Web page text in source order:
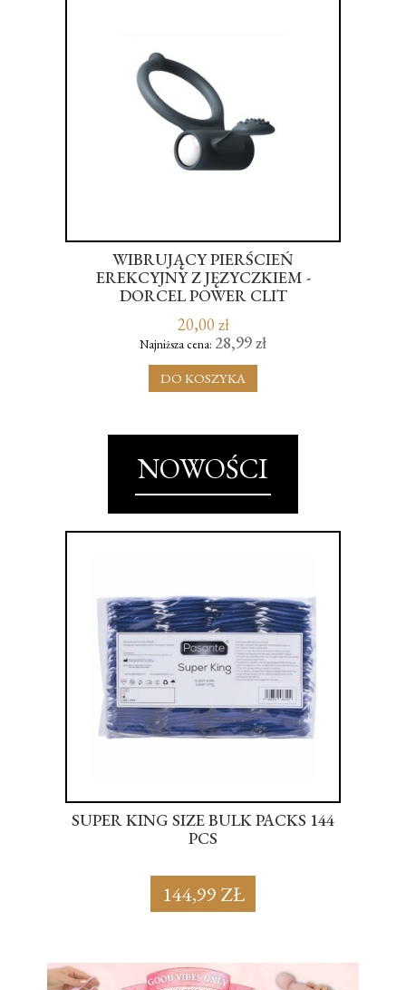
WIBRUJĄCY PIERŚCIEŃ
EREKCYJNY Z JĘZYCZKIEM -
DORCEL POWER CLIT
20,00 zł
Najniższa cena: 28,99 zł
DO KOSZYKA
NOWOŚCI
SUPER KING SIZE BULK PACKS 144
PCS
144,99 ZŁ